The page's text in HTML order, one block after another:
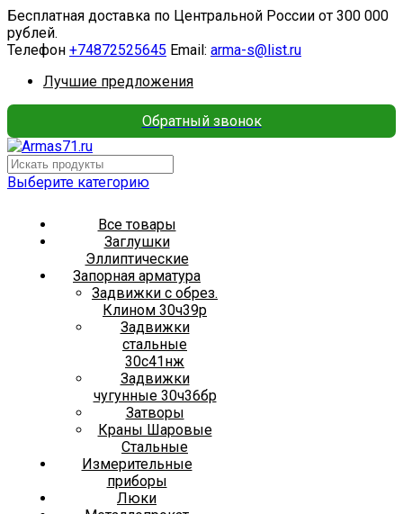
Бесплатная доставка по Центральной России от 300 000
рублей.
Телефон +74872525645 Email: arma-s@list.ru
Лучшие предложения
Обратный звонок
Выберите категорию
Все товары
Заглушки
Эллиптические
Запорная арматура
Задвижки с обрез.
Клином 30ч39р
Задвижки
стальные
30с41нж
Задвижки
чугунные 30ч36бр
Затворы
Краны Шаровые
Стальные
Измерительные
приборы
Люки